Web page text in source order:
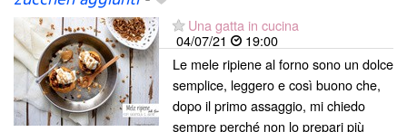
Una gatta in cucina
04/07/21
19:00
Le mele ripiene al forno sono un dolce
semplice, leggero e così buono che,
dopo il primo assaggio, mi chiedo
sempre perché non lo prepari più